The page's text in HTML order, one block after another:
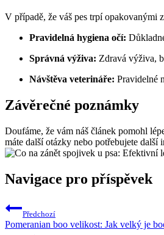
V případě, že váš pes trpí opakovanými
Pravidelná hygiena očí:
Správná výživa: Zdravá výživa,
Návštěva veterináře: Pravidelné
Závěrečné poznámky
Doufáme, že vám náš článek pomohl
máte další otázky nebo potřebujete další
Navigace pro příspěvek
Předchozí
Pomeranian boo velikost: Jak velký je